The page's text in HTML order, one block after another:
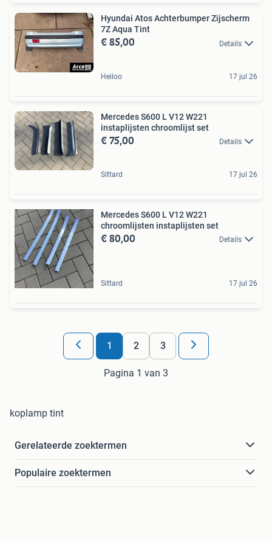
Hyundai Atos Achterbumper Zijscherm
7Z Aqua Tint
€ 85,00 Details
Heiloo 17 jul 26
Mercedes S600 L V12 W221
instaplijsten chroomlijst set
€ 75,00 Details
Sittard 17 jul 26
Mercedes S600 L V12 W221
chroomlijsten instaplijsten set
€ 80,00 Details
Sittard 17 jul 26
1 2 3
Pagina 1 van 3
koplamp tint
Gerelateerde zoektermen
Populaire zoektermen